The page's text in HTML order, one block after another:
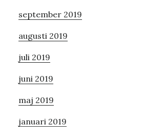
september 2019
augusti 2019
juli 2019
juni 2019
maj 2019
januari 2019